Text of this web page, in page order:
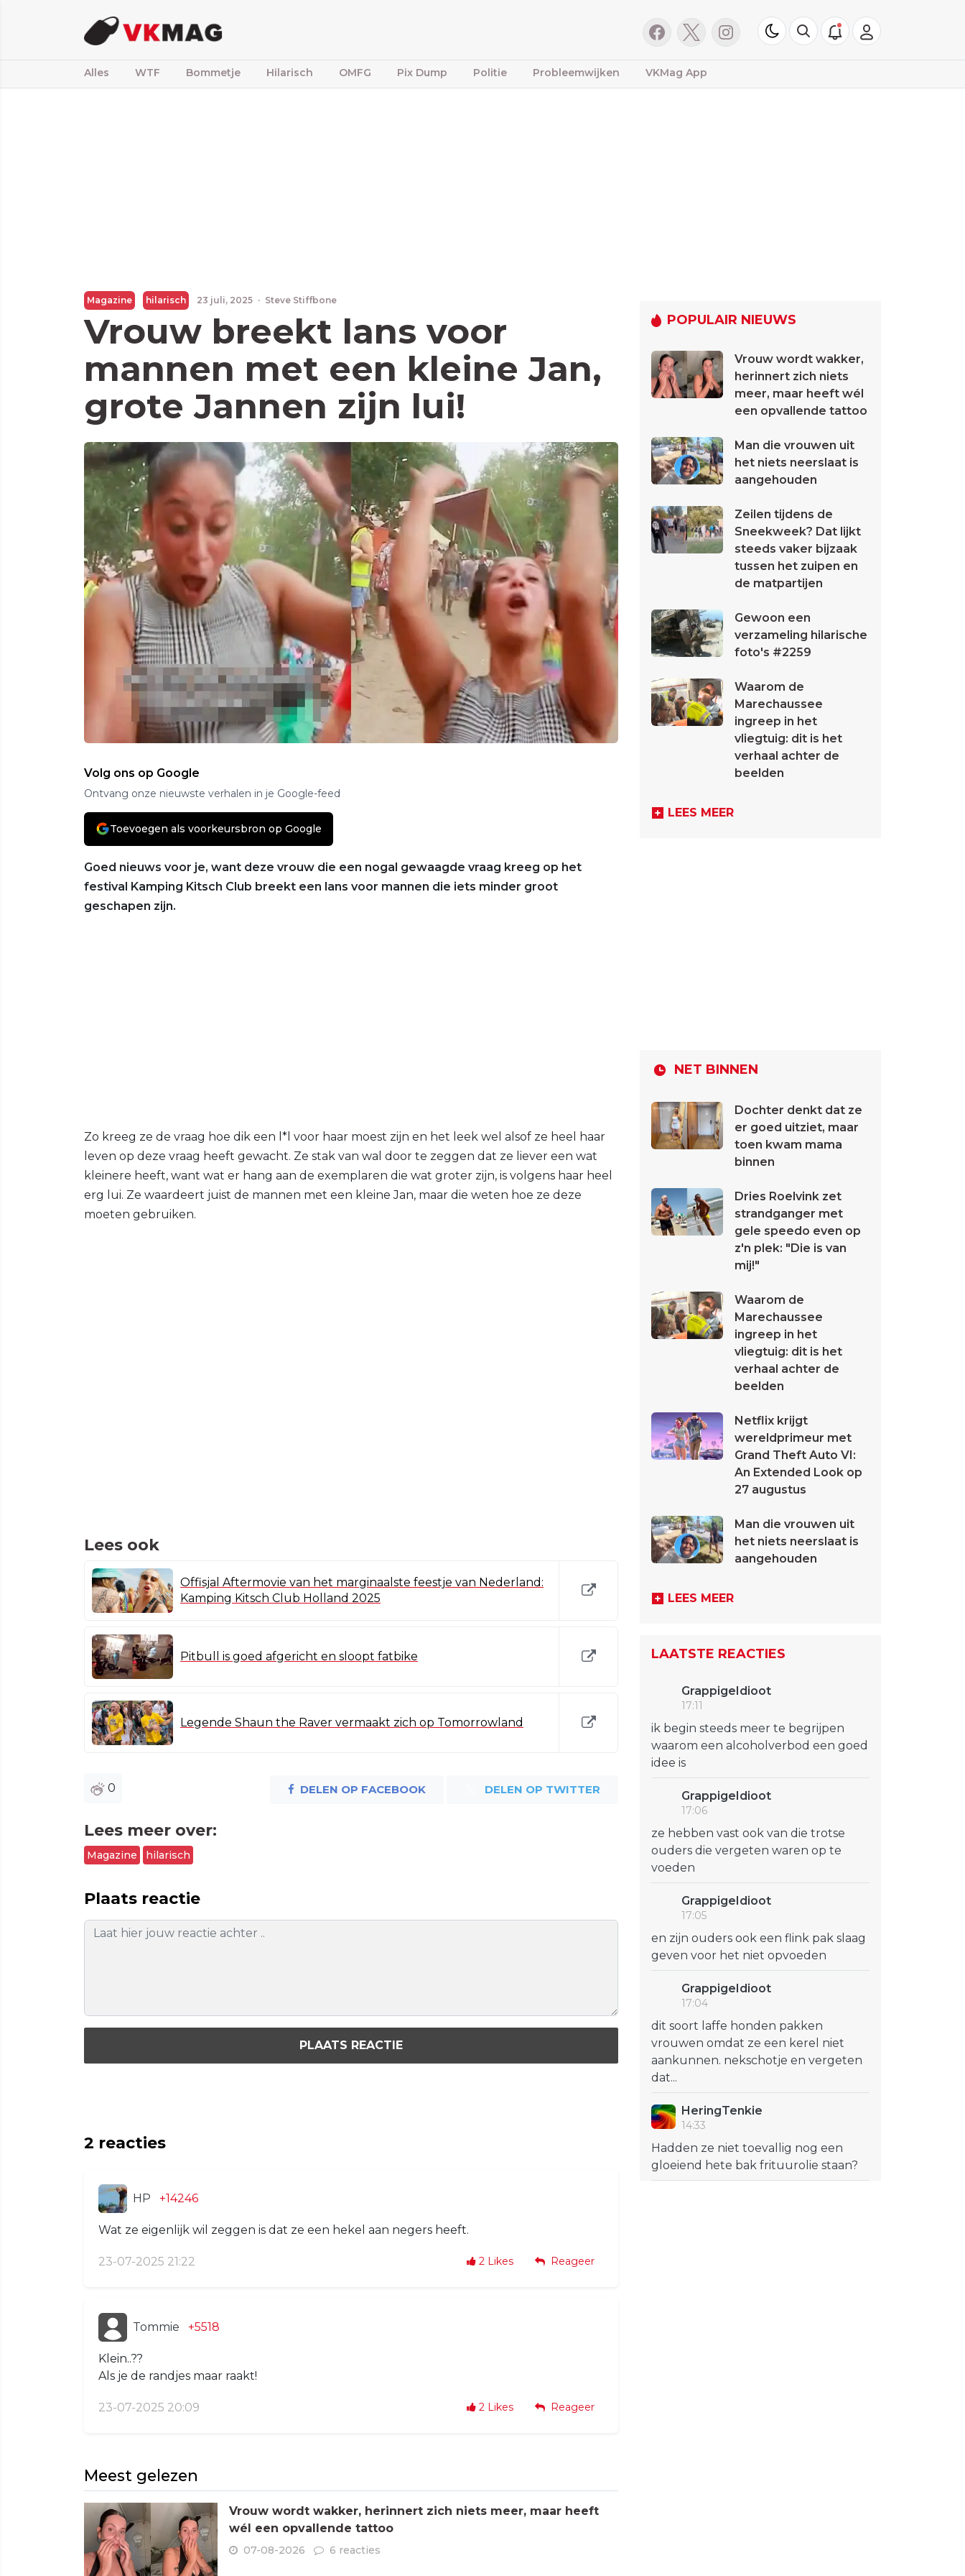
Alles WTF Bommetje Hilarisch OMFG Pix Dump Politie Probleemwijken VKMag App
Magazine hilarisch 23 juli, 2025 · Steve Stiffbone
Vrouw breekt lans voor
mannen met een kleine Jan,
grote Jannen zijn lui!
Volg ons op Google
Ontvang onze nieuwste verhalen in je Google-feed
Toevoegen als voorkeursbron op Google
Goed nieuws voor je, want deze vrouw die een nogal gewaagde vraag kreeg op het
festival Kamping Kitsch Club breekt een lans voor mannen die iets minder groot
geschapen zijn.
Zo kreeg ze de vraag hoe dik een l*l voor haar moest zijn en het leek wel alsof ze heel haar
leven op deze vraag heeft gewacht. Ze stak van wal door te zeggen dat ze liever een wat
kleinere heeft, want wat er hang aan de exemplaren die wat groter zijn, is volgens haar heel
erg lui. Ze waardeert juist de mannen met een kleine Jan, maar die weten hoe ze deze
moeten gebruiken.
Lees ook
Offisjal Aftermovie van het marginaalste feestje van Nederland:
Kamping Kitsch Club Holland 2025
Pitbull is goed afgericht en sloopt fatbike
Legende Shaun the Raver vermaakt zich op Tomorrowland
0 DELEN OP FACEBOOK DELEN OP TWITTER
Lees meer over:
Magazine hilarisch
Plaats reactie
PLAATS REACTIE
2 reacties
HP +14246
Wat ze eigenlijk wil zeggen is dat ze een hekel aan negers heeft.
23-07-2025 21:22 2 Likes Reageer
Tommie +5518
Klein..??
Als je de randjes maar raakt!
23-07-2025 20:09 2 Likes Reageer
Meest gelezen
Vrouw wordt wakker, herinnert zich niets meer, maar heeft
wél een opvallende tattoo
07-08-2026 6 reacties
POPULAIR NIEUWS
Vrouw wordt wakker,
herinnert zich niets
meer, maar heeft wél
een opvallende tattoo
Man die vrouwen uit
het niets neerslaat is
aangehouden
Zeilen tijdens de
Sneekweek? Dat lijkt
steeds vaker bijzaak
tussen het zuipen en
de matpartijen
Gewoon een
verzameling hilarische
foto's #2259
Waarom de
Marechaussee
ingreep in het
vliegtuig: dit is het
verhaal achter de
beelden
LEES MEER
NET BINNEN
Dochter denkt dat ze
er goed uitziet, maar
toen kwam mama
binnen
Dries Roelvink zet
strandganger met
gele speedo even op
z'n plek: "Die is van
mij!"
Waarom de
Marechaussee
ingreep in het
vliegtuig: dit is het
verhaal achter de
beelden
Netflix krijgt
wereldprimeur met
Grand Theft Auto VI:
An Extended Look op
27 augustus
Man die vrouwen uit
het niets neerslaat is
aangehouden
LEES MEER
LAATSTE REACTIES
GrappigeIdioot
17:11
ik begin steeds meer te begrijpen
waarom een alcoholverbod een goed
idee is
GrappigeIdioot
17:06
ze hebben vast ook van die trotse
ouders die vergeten waren op te
voeden
GrappigeIdioot
17:05
en zijn ouders ook een flink pak slaag
geven voor het niet opvoeden
GrappigeIdioot
17:04
dit soort laffe honden pakken
vrouwen omdat ze een kerel niet
aankunnen. nekschotje en vergeten
dat...
HeringTenkie
14:33
Hadden ze niet toevallig nog een
gloeiend hete bak frituurolie staan?